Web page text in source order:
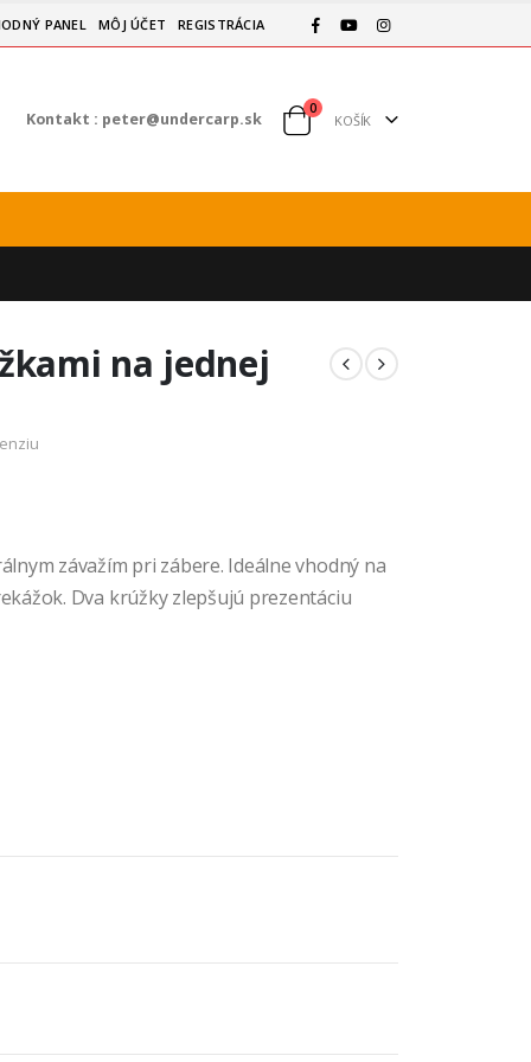
PANEL MÔJ ÚČET REGISTRÁCIA
Kontakt : peter@undercarp.sk
0
KOŠÍK
na jednej
závažím pri zábere. Ideálne vhodný na
Dva krúžky zlepšujú prezentáciu